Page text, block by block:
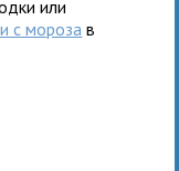
или
с мороза в